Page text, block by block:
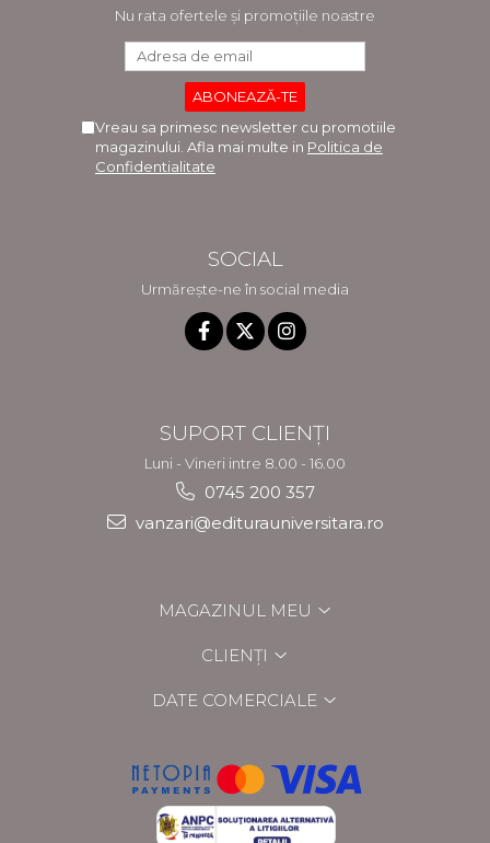
Nu rata ofertele și promoțiile noastre
Vreau sa primesc newsletter cu promotiile
magazinului. Afla mai multe in Politica de
Confidentialitate
SOCIAL
Urmărește-ne în social media
SUPORT CLIENȚI
Luni - Vineri intre 8.00 - 16.00
0745 200 357
vanzari@editurauniversitara.ro
MAGAZINUL MEU
CLIENȚI
DATE COMERCIALE